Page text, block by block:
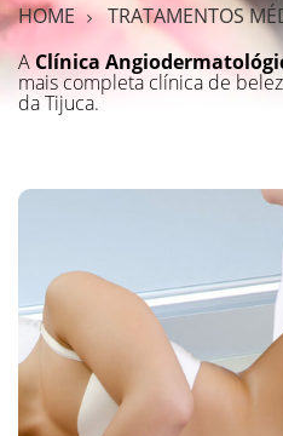
HOME
TRATAMENTOS
A Clínica
mais completa clínica de
da Tijuca.